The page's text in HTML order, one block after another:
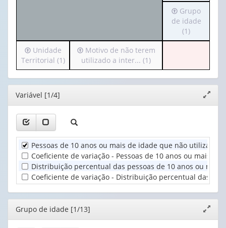
o
cabeçalho
(possui
apenas
Irá
para
cabeçalho
1
valor):
Grupo
de idade
(1)
Irá
para
o
cabeçalho
(possui
apenas
valor):
Unidade
Territorial
(1)
Unidade
Territorial (1)
Irá
para
o
cabeçalho
valor):
Motivo
de
não
terem
utilizado
a
inter...
(1)
Motivo de não terem
utilizado a inter... (1)
Editor
janela
Variável [1/4]
Pessoas de 10 anos ou mais de idade que não
Coeficiente de variação - Pessoas de 10 anos ou mais
Distribuição percentual das pessoas de 10 anos ou
Coeficiente de variação - Distribuição percentual das
Editor
janela
Grupo de idade [1/13]